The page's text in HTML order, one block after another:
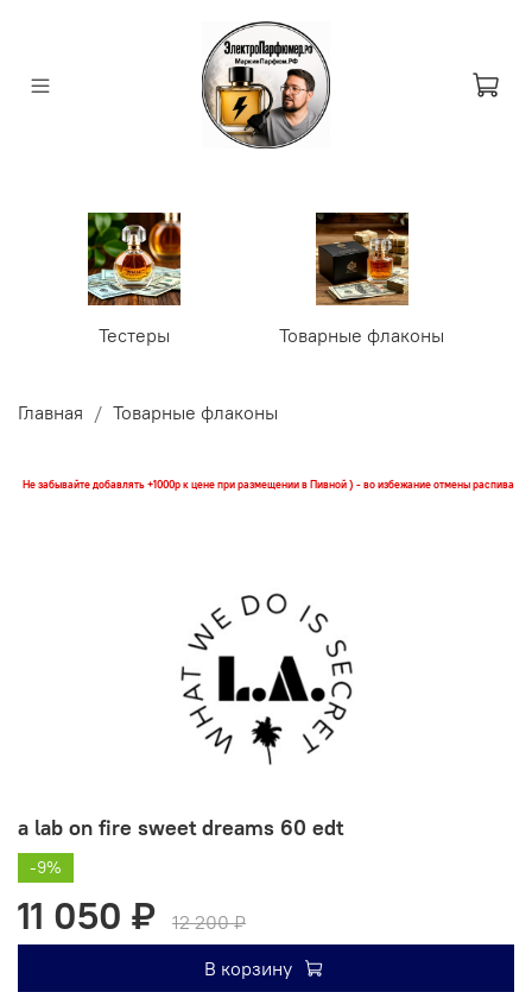
Тестеры Товарные флаконы
Главная Товарные флаконы
Не забывайте добавлять +1000р к цене при размещении в Пивной ) - во избежание отмены распива
a lab on fire sweet dreams 60 edt
-9%
11 050 ₽
12 200 ₽
В корзину